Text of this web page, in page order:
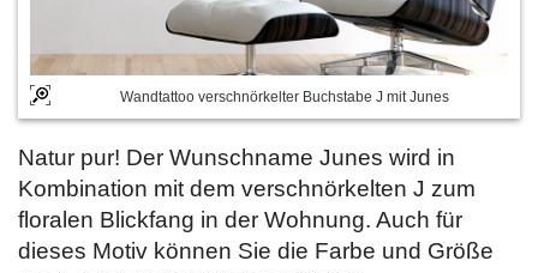
Wandtattoo verschnörkelter Buchstabe J mit Junes
Natur pur! Der Wunschname Junes wird in
Kombination mit dem verschnörkelten J zum
floralen Blickfang in der Wohnung. Auch für
dieses Motiv können Sie die Farbe und Größe